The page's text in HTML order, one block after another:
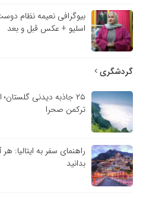
بیوگرافی نعیمه نظام
اسلیو + عکس قبل و بعد
گردشگری
۲۵ جاذبه دیدنی
ترکمن صحرا
راهنمای سفر به ایتالیا:
بدانید